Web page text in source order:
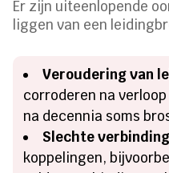
Er zijn uiteenlopende
liggen van een
Veroudering van
corroderen na
na decennia soms
Slechte
koppelingen,